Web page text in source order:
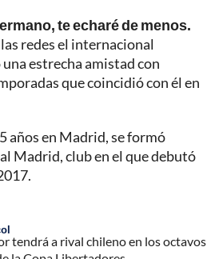
te echaré de menos.
las redes el internacional
estrecha amistad con
que coincidió con él en
años en Madrid, se formó
Madrid, club en el que debutó
tendrá a rival chileno en los octavos